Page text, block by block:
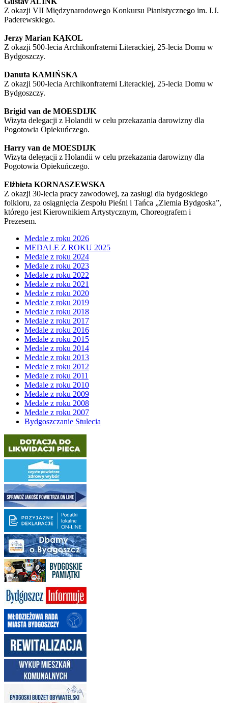
Z okazji VII Międzynarodowego Konkursu Pianistycznego im. I.J.
Paderewskiego.
Jerzy Marian KĄKOL
Z okazji 500-lecia Archikonfraterni Literackiej, 25-lecia Domu w
Bydgoszczy.
Danuta KAMIŃSKA
Z okazji 500-lecia Archikonfraterni Literackiej, 25-lecia Domu w
Bydgoszczy.
Brigid van de MOESDIJK
Wizyta delegacji z Holandii w celu przekazania darowizny dla
Pogotowia Opiekuńczego.
Harry van de MOESDIJK
Wizyta delegacji z Holandii w celu przekazania darowizny dla
Pogotowia Opiekuńczego.
Elżbieta KORNASZEWSKA
Z okazji 30-lecia pracy zawodowej, za zasługi dla bydgoskiego
folkloru, za osiągnięcia Zespołu Pieśni i Tańca „Ziemia Bydgoska”,
którego jest Kierownikiem Artystycznym, Choreografem i
Prezesem.
Medale z roku 2026
MEDALE Z ROKU 2025
Medale z roku 2024
Medale z roku 2023
Medale z roku 2022
Medale z roku 2021
Medale z roku 2020
Medale z roku 2019
Medale z roku 2018
Medale z roku 2017
Medale z roku 2016
Medale z roku 2015
Medale z roku 2014
Medale z roku 2013
Medale z roku 2012
Medale z roku 2011
Medale z roku 2010
Medale z roku 2009
Medale z roku 2008
Medale z roku 2007
Bydgoszczanie Stulecia